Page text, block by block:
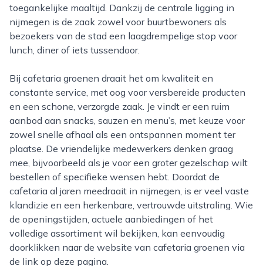
toegankelijke maaltijd. Dankzij de centrale ligging in
nijmegen is de zaak zowel voor buurtbewoners als
bezoekers van de stad een laagdrempelige stop voor
lunch, diner of iets tussendoor.
Bij cafetaria groenen draait het om kwaliteit en
constante service, met oog voor versbereide producten
en een schone, verzorgde zaak. Je vindt er een ruim
aanbod aan snacks, sauzen en menu’s, met keuze voor
zowel snelle afhaal als een ontspannen moment ter
plaatse. De vriendelijke medewerkers denken graag
mee, bijvoorbeeld als je voor een groter gezelschap wilt
bestellen of specifieke wensen hebt. Doordat de
cafetaria al jaren meedraait in nijmegen, is er veel vaste
klandizie en een herkenbare, vertrouwde uitstraling. Wie
de openingstijden, actuele aanbiedingen of het
volledige assortiment wil bekijken, kan eenvoudig
doorklikken naar de website van cafetaria groenen via
de link op deze pagina.